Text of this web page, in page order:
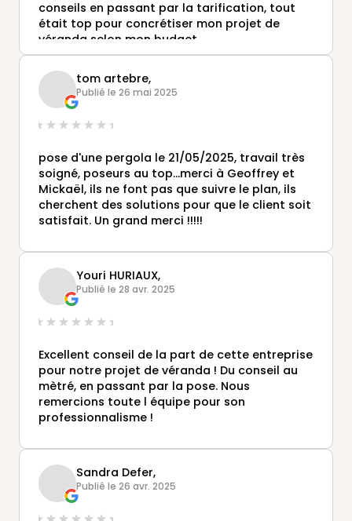
conseils en passant par la tarification, tout
était top pour concrétiser mon projet de
véranda selon mon budget.
Bravo également à Geoffrey et Michael, les
deux poseurs qui ont fait un excellent travail.
Je recommande !
tom artebre,
Publié le 26 mai 2025
pose d'une pergola le 21/05/2025, travail très
soigné, poseurs au top...merci à Geoffrey et
Mickaël, ils ne font pas que suivre le plan, ils
cherchent des solutions pour que le client soit
satisfait. Un grand merci !!!!!
Youri HURIAUX,
Publié le 28 avr. 2025
Excellent conseil de la part de cette entreprise
pour notre projet de véranda ! Du conseil au
mètré, en passant par la pose. Nous
remercions toute l équipe pour son
professionnalisme !
Sandra Defer,
Publié le 26 avr. 2025